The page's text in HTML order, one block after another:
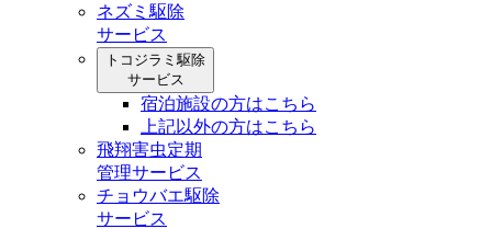
ネズミ駆除
サービス
トコジラミ駆除
サービス
宿泊施設の方はこちら
上記以外の方はこちら
飛翔害虫定期
管理サービス
チョウバエ駆除
サービス